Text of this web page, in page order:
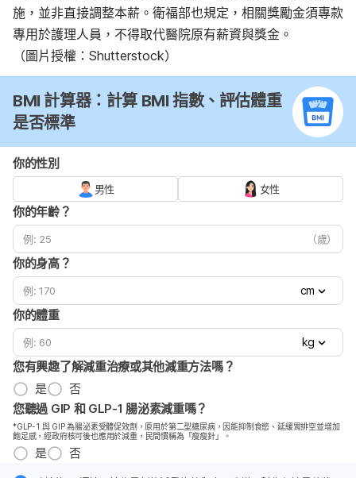
施，並非直接調整本薪。衛福部也規定，相關獎勵金須專款
專用於護理人員，不得取代醫院原有薪資與獎金。
（圖片授權：Shutterstock）
BMI 計算器：計算 BMI 指數、評估體重
是否標準
你的性別
男性 女性
你的年齡？
（歲）
你的身高？
cm
你的體重
kg
您有興趣了解減重治療或其他減重方法嗎？
是
否
您聽過 GIP 和 GLP-1 腸泌素減重嗎？
*GLP-1 與 GIP 為腸泌素受體促效劑，原用於第二型糖尿病，因能抑制食慾、延緩胃排空並增加
飽足感，經政府核可後也應用於減重，民間慣稱為「瘦瘦針」。
是 否